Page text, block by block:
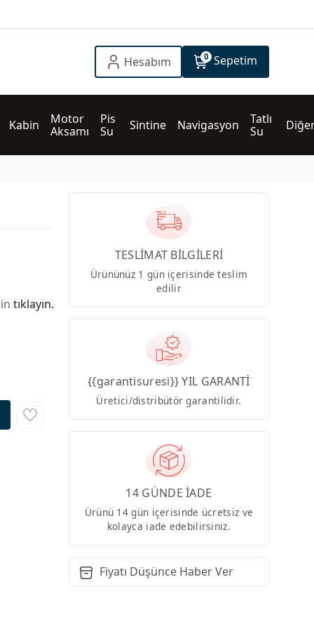
Hesabım 0 Sepetim
Kabin
Motor
Aksamı
Pis
Su
Sintine Navigasyon
Tatlı
Su
tıklayın.
TESLİMAT BİLGİLERİ
Ürününüz 1 gün içerisinde teslim
edilir
{{garantisuresi}} YIL GARANTİ
Üretici/distribütör garantilidir.
14 GÜNDE İADE
Ürünü 14 gün içerisinde ücretsiz ve
kolayca iade edebilirsiniz.
Fiyatı Düşünce Haber Ver